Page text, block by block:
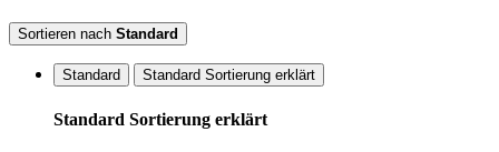
Sortieren nach Standard
Standard Standard Sortierung erklärt
Standard Sortierung erklärt